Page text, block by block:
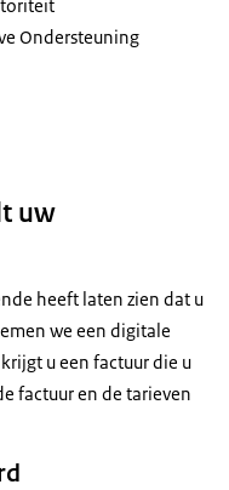
Ondersteuning
uw
heeft laten zien dat u
we een digitale
u een factuur die u
factuur en de tarieven